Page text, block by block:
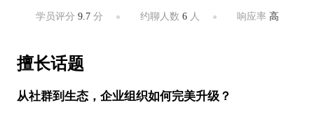
学员评分 9.7分 约聊人数 6人 响应率 高
擅长话题
从社群到生态，企业组织如何完美升级？